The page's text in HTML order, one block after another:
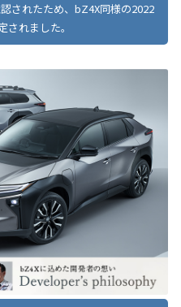
されたため、bZ4X同様の2022
れました。